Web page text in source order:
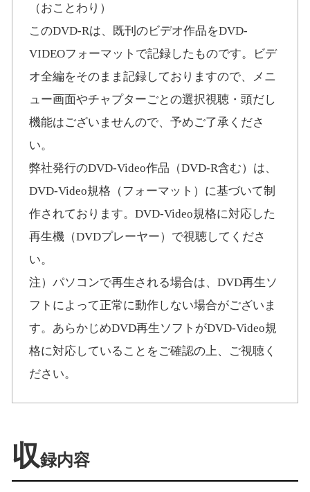
（おことわり）
このDVD-Rは、既刊のビデオ作品をDVD-
VIDEOフォーマットで記録したものです。ビデ
オ全編をそのまま記録しておりますので、メニ
ュー画面やチャプターごとの選択視聴・頭だし
機能はございませんので、予めご了承くださ
い。
弊社発行のDVD-Video作品（DVD-R含む）は、
DVD-Video規格（フォーマット）に基づいて制
作されております。DVD-Video規格に対応した
再生機（DVDプレーヤー）で視聴してくださ
い。
注）パソコンで再生される場合は、DVD再生ソ
フトによって正常に動作しない場合がございま
す。あらかじめDVD再生ソフトがDVD-Video規
格に対応していることをご確認の上、ご視聴く
ださい。
収録内容